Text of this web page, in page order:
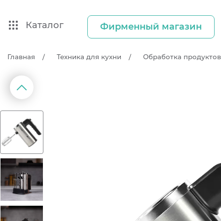
Каталог Фирменный магазин
Главная Техника для кухни Обработка продуктов
П
р
е
д
ы
д
у
щ
и
й
с
л
а
й